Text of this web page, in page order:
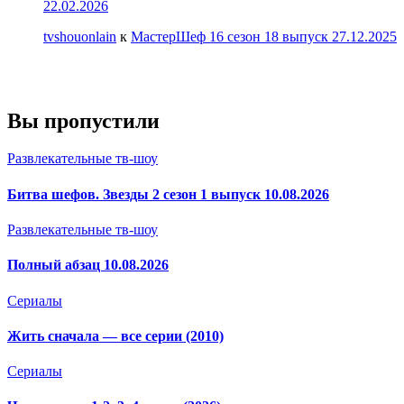
22.02.2026
tvshouonlain к МастерШеф 16 сезон 18 выпуск 27.12.2025
Вы пропустили
Развлекательные тв-шоу
Битва шефов. Звезды 2 сезон 1 выпуск 10.08.2026
Развлекательные тв-шоу
Полный абзац 10.08.2026
Сериалы
Жить сначала — все серии (2010)
Сериалы